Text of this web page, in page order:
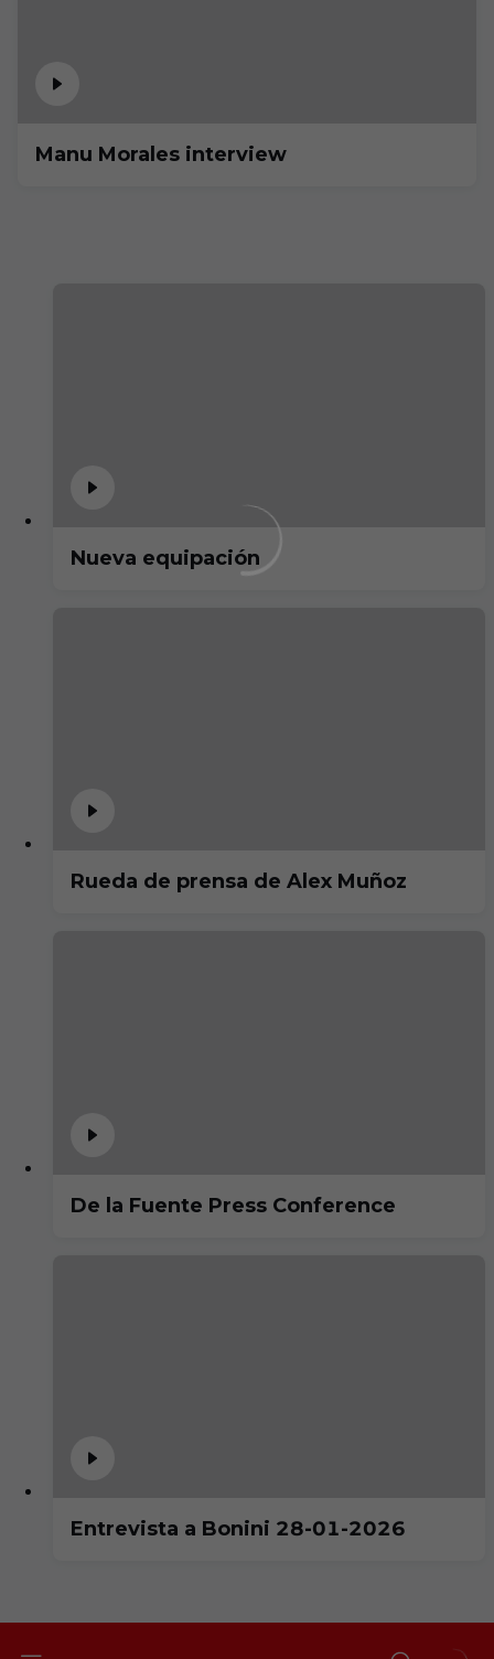
Manu Morales interview
Nueva equipación
Rueda de prensa de Alex Muñoz
De la Fuente Press Conference
Entrevista a Bonini 28-01-2026